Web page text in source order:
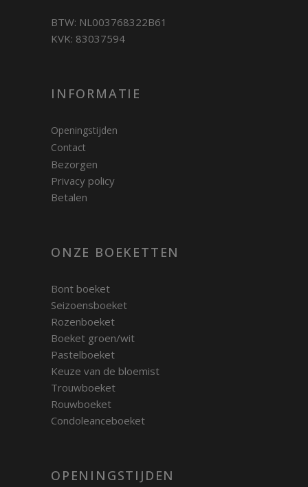
BTW: NL003768322B61
KVK: 83037594
INFORMATIE
Openingstijden
Contact
Bezorgen
Privacy policy
Betalen
ONZE BOEKETTEN
Bont boeket
Seizoensboeket
Rozenboeket
Boeket groen/wit
Pastelboeket
Keuze van de bloemist
Trouwboeket
Rouwboeket
Condoleanceboeket
OPENINGSTIJDEN